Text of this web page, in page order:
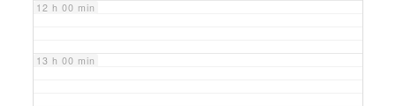
12 h 00 min
13 h 00 min